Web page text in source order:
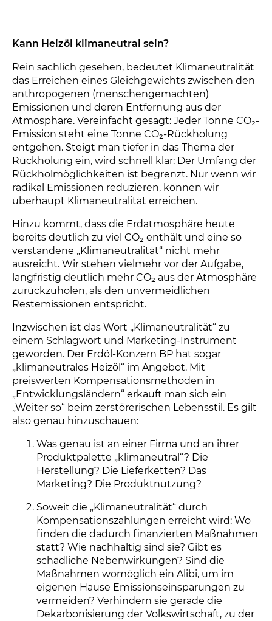
Kann Heizöl klimaneutral sein?
Rein sachlich gesehen, bedeutet Klimaneutralität
das Erreichen eines Gleichgewichts zwischen den
anthropogenen (menschengemachten)
Emissionen und deren Entfernung aus der
Atmosphäre. Vereinfacht gesagt: Jeder Tonne CO₂-
Emission steht eine Tonne CO₂-Rückholung
entgehen. Steigt man tiefer in das Thema der
Rückholung ein, wird schnell klar: Der Umfang der
Rückholmöglichkeiten ist begrenzt. Nur wenn wir
radikal Emissionen reduzieren, können wir
überhaupt Klimaneutralität erreichen.
Hinzu kommt, dass die Erdatmosphäre heute
bereits deutlich zu viel CO₂ enthält und eine so
verstandene „Klimaneutralität“ nicht mehr
ausreicht. Wir stehen vielmehr vor der Aufgabe,
langfristig deutlich mehr CO₂ aus der Atmosphäre
zurückzuholen, als den unvermeidlichen
Restemissionen entspricht.
Inzwischen ist das Wort „Klimaneutralität“ zu
einem Schlagwort und Marketing-Instrument
geworden. Der Erdöl-Konzern BP hat sogar
„klimaneutrales Heizöl“ im Angebot. Mit
preiswerten Kompensationsmethoden in
„Entwicklungsländern“ erkauft man sich ein
„Weiter so“ beim zerstörerischen Lebensstil. Es gilt
also genau hinzuschauen:
Was genau ist an einer Firma und an ihrer
Produktpalette „klimaneutral“? Die
Herstellung? Die Lieferketten? Das
Marketing? Die Produktnutzung?
Soweit die „Klimaneutralität“ durch
Kompensationszahlungen erreicht wird: Wo
finden die dadurch finanzierten Maßnahmen
statt? Wie nachhaltig sind sie? Gibt es
schädliche Nebenwirkungen? Sind die
Maßnahmen womöglich ein Alibi, um im
eigenen Hause Emissionseinsparungen zu
vermeiden? Verhindern sie gerade die
Dekarbonisierung der Volkswirtschaft, zu der